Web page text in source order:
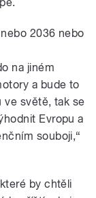
2036 nebo
na jiném
a bude to
ve světě, tak se
Evropu a
souboji,“
by chtěli